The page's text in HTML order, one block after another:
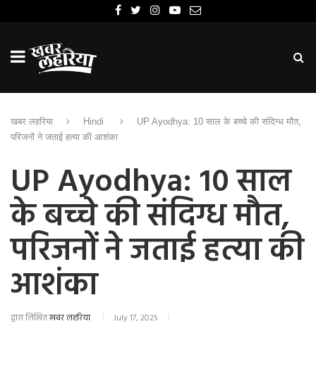
खबर लहरिया Hindi
UP Ayodhya: 10 साल के बच्चे की संदिग्ध मौत,
परिजनों ने जताई हत्या की आशंका
UP Ayodhya: 10 साल
के बच्चे की संदिग्ध मौत,
परिजनों ने जताई हत्या की
आशंका
द्वारा लिखितखबर लहरिया July 17, 2025